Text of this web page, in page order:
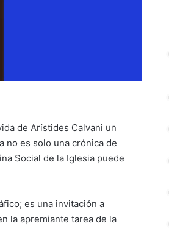
de Arístides Calvani un
no es solo una crónica de
Social de la Iglesia puede
es una invitación a
la apremiante tarea de la